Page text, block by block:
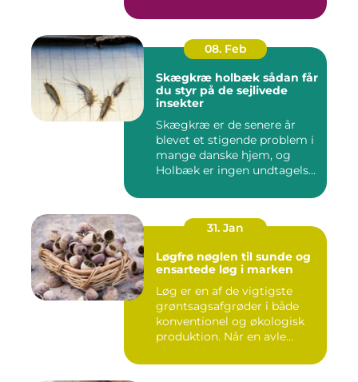
08. Feb
Skægkræ holbæk sådan får
du styr på de sejlivede
insekter
Skægkræ er de senere år
blevet et stigende problem i
mange danske hjem, og
Holbæk er ingen undtagels...
31. Jan
Løgfrø nøglen til sunde og
ensartede løg i marken
Løg er en af de vigtigste
grøntsagsafgrøder i både
konventionel og økologisk
produktion. Når en avle...